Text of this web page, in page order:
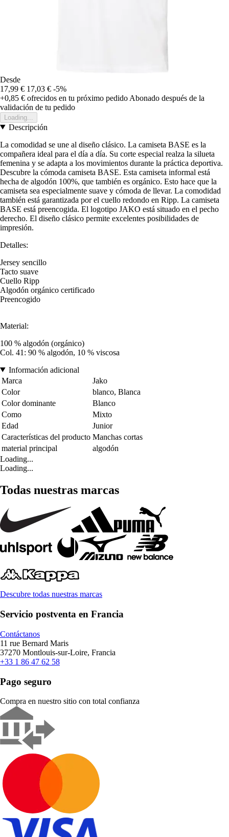
Desde
17,99 € 17,03 € -5%
+0,85 € ofrecidos en tu próximo pedido Abonado después de la
validación de tu pedido
Loading...
Descripción
La comodidad se une al diseño clásico. La camiseta BASE es la
compañera ideal para el día a día. Su corte especial realza la silueta
femenina y se adapta a los movimientos durante la práctica deportiva.
Descubre la cómoda camiseta BASE. Esta camiseta informal está
hecha de algodón 100%, que también es orgánico. Esto hace que la
camiseta sea especialmente suave y cómoda de llevar. La comodidad
también está garantizada por el cuello redondo en Ripp. La camiseta
BASE está preencogida. El logotipo JAKO está situado en el pecho
derecho. El diseño clásico permite excelentes posibilidades de
impresión.
Detalles:
Jersey sencillo
Tacto suave
Cuello Ripp
Algodón orgánico certificado
Preencogido
Material:
100 % algodón (orgánico)
Col. 41: 90 % algodón, 10 % viscosa
Información adicional
Marca
Jako
Color
blanco, Blanca
Color dominante
Blanco
Como
Mixto
Edad
Junior
Características del producto Manchas cortas
material principal
algodón
Loading...
Loading...
Todas nuestras marcas
Descubre todas nuestras marcas
Servicio postventa en Francia
Contáctanos
11 rue Bernard Maris
37270 Montlouis-sur-Loire, Francia
+33 1 86 47 62 58
Pago seguro
Compra en nuestro sitio con total confianza